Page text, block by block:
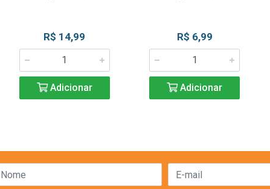
R$ 14,99
Adicionar
R$ 6,99
Adicionar